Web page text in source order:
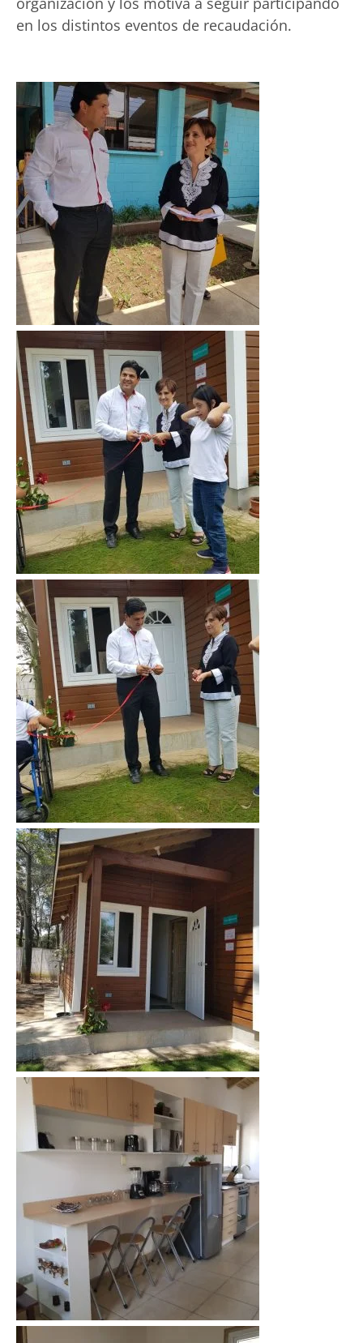
en los distintos eventos de recaudación.